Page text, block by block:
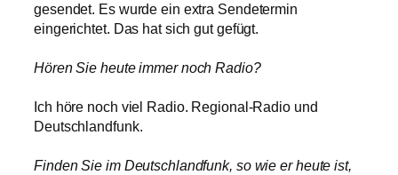
gesendet. Es wurde ein extra Sendetermin
eingerichtet. Das hat sich gut gefügt.
Hören Sie heute immer noch Radio?
Ich höre noch viel Radio. Regional-Radio und
Deutschlandfunk.
Finden Sie im Deutschlandfunk, so wie er heute ist,